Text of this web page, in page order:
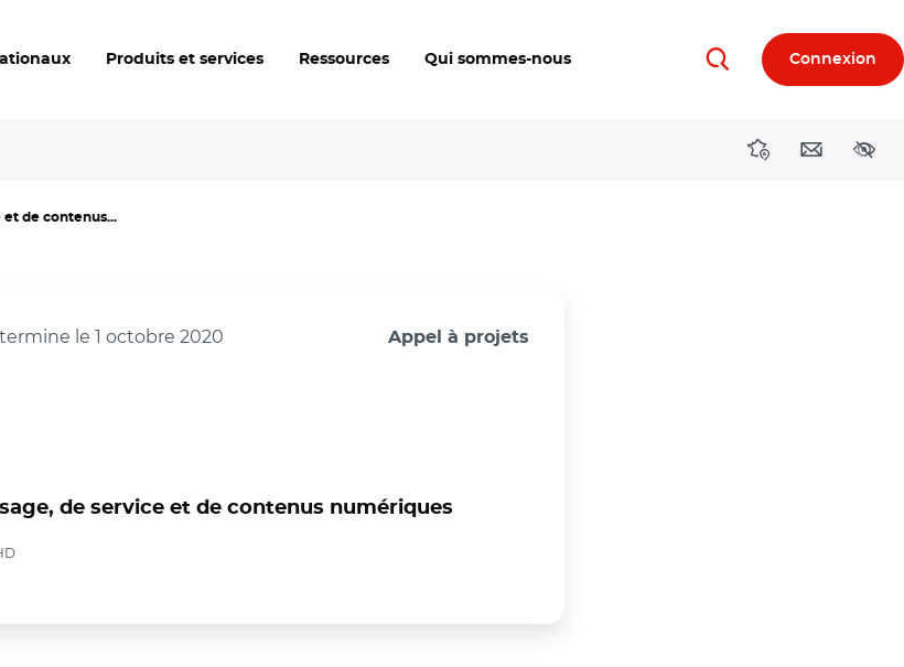
Produits et services Ressources Qui sommes-nous RechercherConnexion
DirectionsContact
de contenus...
le 1 octobre 2020 Appel à projets
de service et de contenus numériques